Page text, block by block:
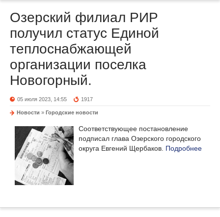
Озерский филиал РИР
получил статус Единой
теплоснабжающей
организации поселка
Новогорный.
05 июля 2023, 14:55 1917
Новости » Городские новости
Соответствующее постановление
подписал глава Озерского городского
округа Евгений Щербаков. Подробнее